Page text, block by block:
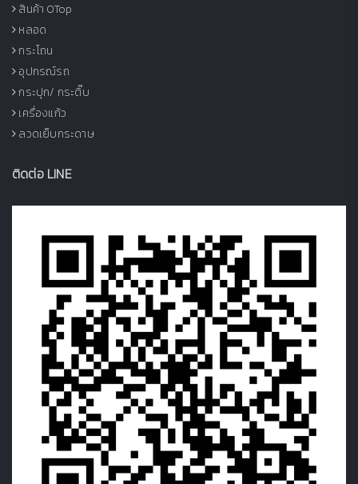
สินค้า OTop
หลอด
กระโถน
อุปกรณ์รถ
กระปุก/ กระติ๊บ
เครื่องแก้ว
ลวดเย็บกระดาษ
ติดต่อ LINE